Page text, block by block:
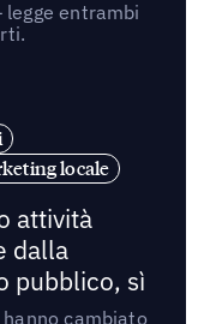
entrambi
locale
attività
dalla
pubblico, sì
cambiato